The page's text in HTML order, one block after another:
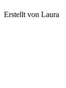
Erstellt von Laura